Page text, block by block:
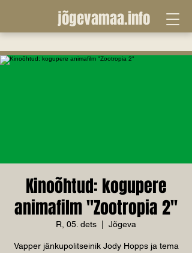
jõgevamaa.info
Kinoõhtud: kogupere
animafilm "Zootropia 2"
R, 05. dets Jõgeva
Vapper jänkupolitseinik Jody Hopps ja tema